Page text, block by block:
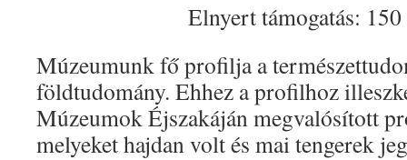
Elnyert támogatás:
Múzeumunk fő profilja a
földtudomány. Ehhez a profilhoz
Múzeumok Éjszakáján megvalósított
melyeket hajdan volt és mai tengerek